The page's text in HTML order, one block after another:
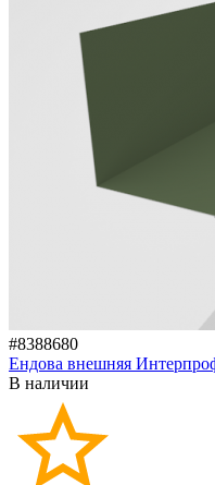
#8388680
Ендова внешняя
В наличии